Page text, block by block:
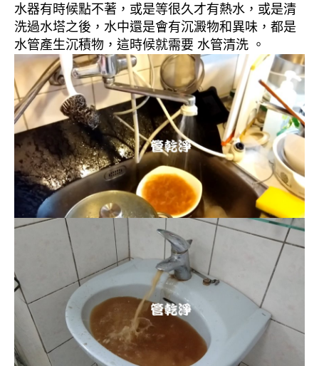
水器有時候點不著，或是等很久才有熱水，或是清
洗過水塔之後，水中還是會有沉澱物和異味，都是
水管產生沉積物，這時候就需要 水管清洗 。